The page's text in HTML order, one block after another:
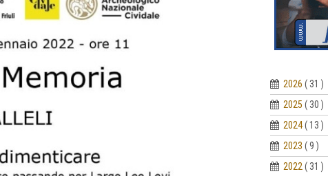
2026 ( 31 )
2025 ( 30 )
2024 ( 13 )
2023 ( 9 )
2022 ( 31 )